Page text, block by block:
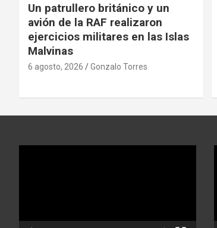
Un patrullero británico y un
avión de la RAF realizaron
ejercicios militares en las Islas
Malvinas
6 agosto, 2026 Gonzalo Torres